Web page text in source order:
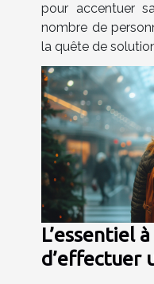
pour accentuer
nombre de
la quête de
L’essentiel
d’effectuer